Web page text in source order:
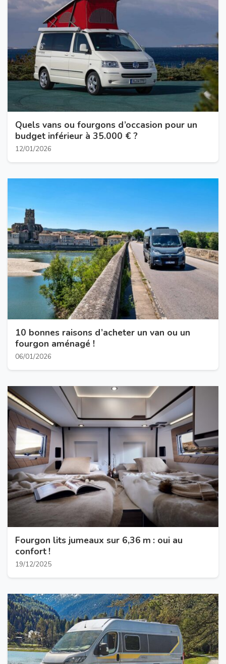
Quels vans ou fourgons d’occasion pour un
budget inférieur à 35.000 € ?
12/01/2026
10 bonnes raisons d’acheter un van ou un
fourgon aménagé !
06/01/2026
Fourgon lits jumeaux sur 6,36 m : oui au
confort !
19/12/2025